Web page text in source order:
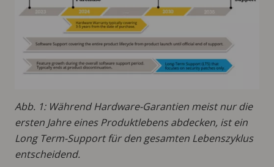
Abb. 1: Während Hardware-Garantien meist nur die
ersten Jahre eines Produktlebens abdecken, ist ein
Long Term-Support für den gesamten Lebenszyklus
entscheidend.